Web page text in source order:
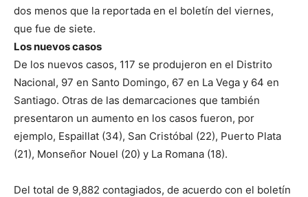
dos menos que la reportada en el boletín del viernes,
que fue de siete.
Los nuevos casos
De los nuevos casos, 117 se produjeron en el Distrito
Nacional, 97 en Santo Domingo, 67 en La Vega y 64 en
Santiago. Otras de las demarcaciones que también
presentaron un aumento en los casos fueron, por
ejemplo, Espaillat (34), San Cristóbal (22), Puerto Plata
(21), Monseñor Nouel (20) y La Romana (18).
Del total de 9,882 contagiados, de acuerdo con el boletín